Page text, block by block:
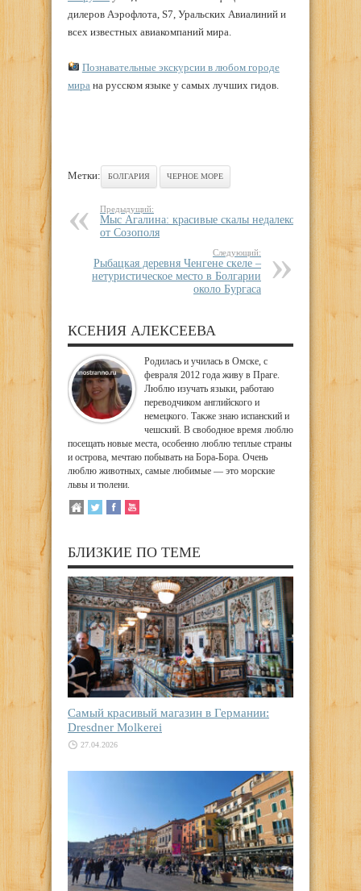
дилеров Аэрофлота, S7, Уральских Авиалиний и
всех известных авиакомпаний мира.
Познавательные экскурсии в любом городе
мира на русском языке у самых лучших гидов.
Метки: БОЛГАРИЯ ЧЕРНОЕ МОРЕ
Предыдущий:
Мыс Агалина: красивые скалы недалеко
от Созополя
Следующий:
Рыбацкая деревня Ченгене скеле –
нетуристическое место в Болгарии
около Бургаса
КСЕНИЯ АЛЕКСЕЕВА
Родилась и училась в Омске, с
февраля 2012 года живу в Праге.
Люблю изучать языки, работаю
переводчиком английского и
немецкого. Также знаю испанский и
чешский. В свободное время люблю
посещать новые места, особенно люблю теплые страны
и острова, мечтаю побывать на Бора-Бора. Очень
люблю животных, самые любимые — это морские
львы и тюлени.
БЛИЗКИЕ ПО ТЕМЕ
Самый красивый магазин в Германии:
Dresdner Molkerei
27.04.2026